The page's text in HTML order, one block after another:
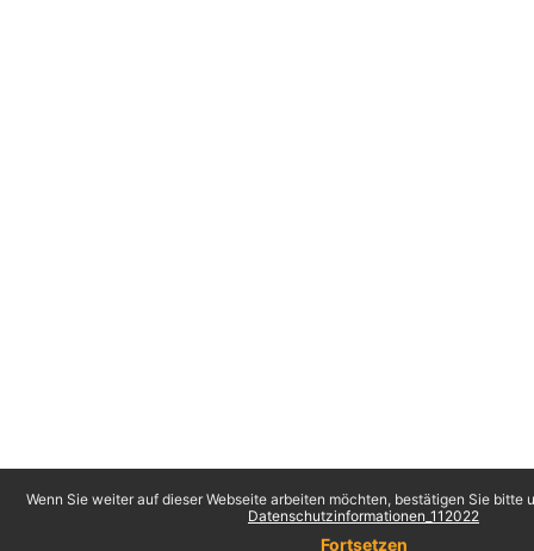
Wenn Sie weiter auf dieser Webseite arbeiten möchten, bestätigen Sie bitte
Datenschutzinformationen_112022
Fortsetzen